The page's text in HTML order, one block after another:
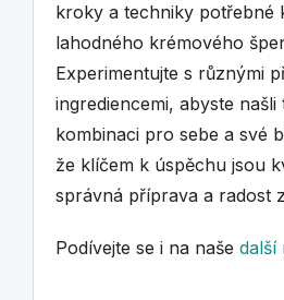
kroky a techniky potřebné
lahodného krémového
Experimentujte s různými
ingrediencemi, abyste našli
kombinaci pro sebe a své
že klíčem k úspěchu jsou
správná příprava a radost
Podívejte se i na naše další